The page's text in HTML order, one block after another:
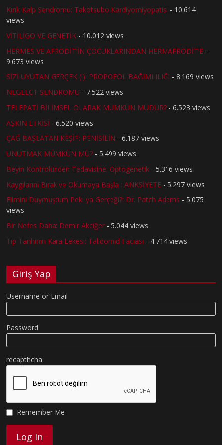
Kırık Kalp Sendromu: Takotsubo Kardiyomiyopatisi - 10.614
views
VİTİLİGO VE GENETİK - 10.012 views
HERMES VE AFRODİT’İN ÇOCUKLARINDAN HERMAFRODİT’E -
9.673 views
SİZİ UYUTAN GERÇEK (!): PROPOFOL BAĞIMLILIĞI - 8.169 views
NEGLECT SENDROMU - 7.522 views
TELEPATİ BİLİMSEL OLARAK MÜMKÜN MÜDÜR? - 6.523 views
AŞKIN ETKİSİ - 6.520 views
ÇAĞ BAŞLATAN KEŞİF: PENİSİLİN - 6.187 views
UNUTMAK MÜMKÜN MÜ? - 5.499 views
Beyin Kontrolünden Tedavisine: Optogenetik - 5.316 views
Kaygılarını Bırak ve Okumaya Başla : ANKSİYETE - 5.297 views
Filmini Duymuştum Peki ya Gerçeği?: Dr. Patch Adams - 5.075
views
Bir Nefes Daha: Demir Akciğer - 5.044 views
Tıp Tarihinin Kara Lekesi: Talidomid Faciası - 4.714 views
Giriş Yap
Username or Email
Password
recapthcha
Remember Me